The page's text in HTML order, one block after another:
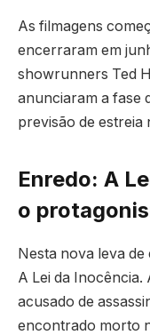
As filmagens
encerraram em
showrunners Ted
anunciaram a fase
previsão de estreia
Enredo: A
o
Nesta nova leva
A Lei da Inocência.
acusado de
encontrado morto